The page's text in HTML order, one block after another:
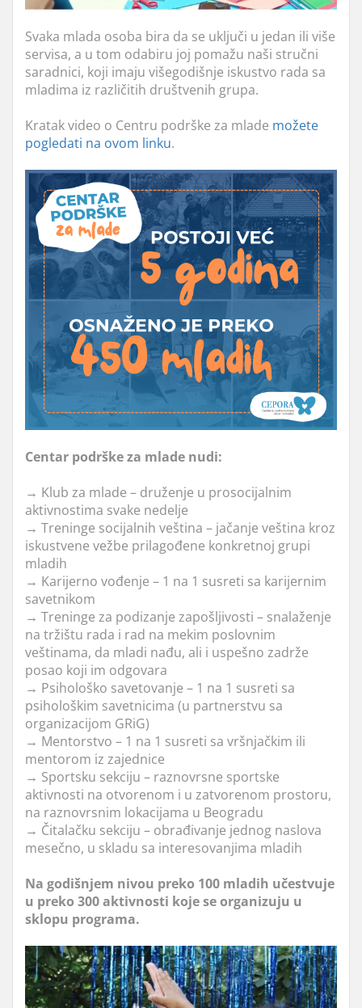
Svaka mlada osoba bira da se uključi u jedan ili više
servisa, a u tom odabiru joj pomažu naši stručni
saradnici, koji imaju višegodišnje iskustvo rada sa
mladima iz različitih društvenih grupa.
Kratak video o Centru podrške za mlade možete
pogledati na ovom linku.
Centar podrške za mlade nudi:
→ Klub za mlade – druženje u prosocijalnim
aktivnostima svake nedelje
→ Treninge socijalnih veština – jačanje veština kroz
iskustvene vežbe prilagođene konkretnoj grupi
mladih
→ Karijerno vođenje – 1 na 1 susreti sa karijernim
savetnikom
→ Treninge za podizanje zapošljivosti – snalaženje
na tržištu rada i rad na mekim poslovnim
veštinama, da mladi nađu, ali i uspešno zadrže
posao koji im odgovara
→ Psihološko savetovanje – 1 na 1 susreti sa
psihološkim savetnicima (u partnerstvu sa
organizacijom GRiG)
→ Mentorstvo – 1 na 1 susreti sa vršnjačkim ili
mentorom iz zajednice
→ Sportsku sekciju – raznovrsne sportske
aktivnosti na otvorenom i u zatvorenom prostoru,
na raznovrsnim lokacijama u Beogradu
→ Čitalačku sekciju – obrađivanje jednog naslova
mesečno, u skladu sa interesovanjima mladih
Na godišnjem nivou preko 100 mladih učestvuje
u preko 300 aktivnosti koje se organizuju u
sklopu programa.